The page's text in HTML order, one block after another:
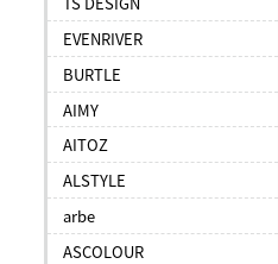
EVENRIVER
BURTLE
AIMY
AITOZ
ALSTYLE
arbe
ASCOLOUR